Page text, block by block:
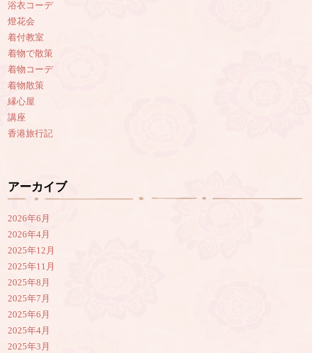
浴衣コーデ
燈花会
着付教室
着物で散策
着物コーデ
着物散策
縁心屋
講座
香港旅行記
アーカイブ
2026年6月
2026年4月
2025年12月
2025年11月
2025年8月
2025年7月
2025年6月
2025年4月
2025年3月